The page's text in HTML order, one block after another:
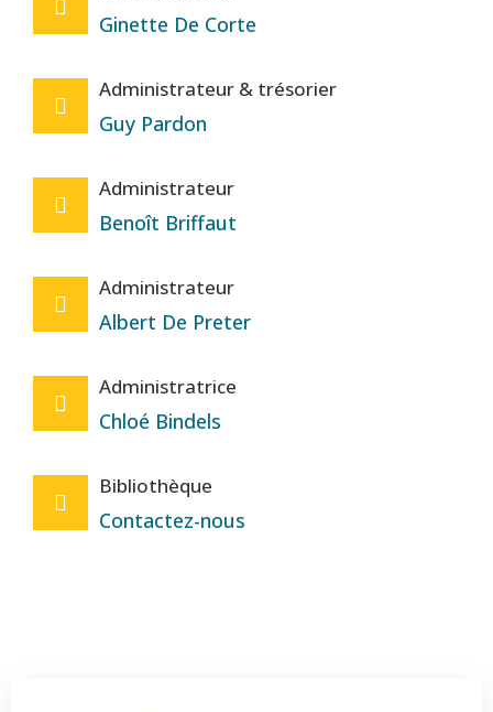
Ginette De Corte
Administrateur & trésorier
Guy Pardon
Administrateur
Benoît Briffaut
Administrateur
Albert De Preter
Administratrice
Chloé Bindels
Bibliothèque
Contactez-nous